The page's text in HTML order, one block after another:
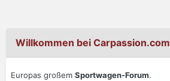
Willkommen bei Carpassion.com
Europas großem Sportwagen-Forum.